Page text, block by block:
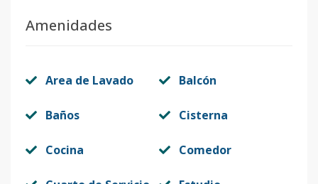
Amenidades
Area de Lavado Balcón
Baños Cisterna
Cocina Comedor